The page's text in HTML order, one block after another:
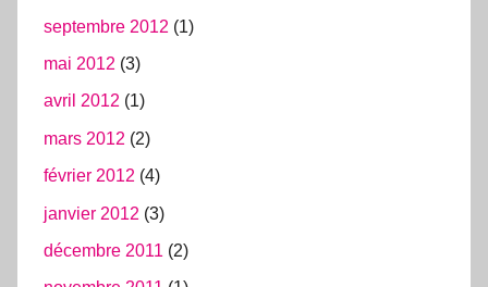
septembre 2012 (1)
mai 2012 (3)
avril 2012 (1)
mars 2012 (2)
février 2012 (4)
janvier 2012 (3)
décembre 2011 (2)